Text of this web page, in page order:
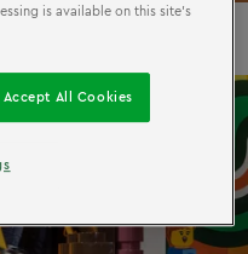
is available on this site’s
Accept All Cookies